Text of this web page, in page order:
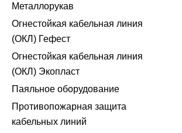
Металлорукав
Огнестойкая кабельная линия
(ОКЛ) Гефест
Огнестойкая кабельная линия
(ОКЛ) Экопласт
Паяльное оборудование
Противопожарная защита
кабельных линий